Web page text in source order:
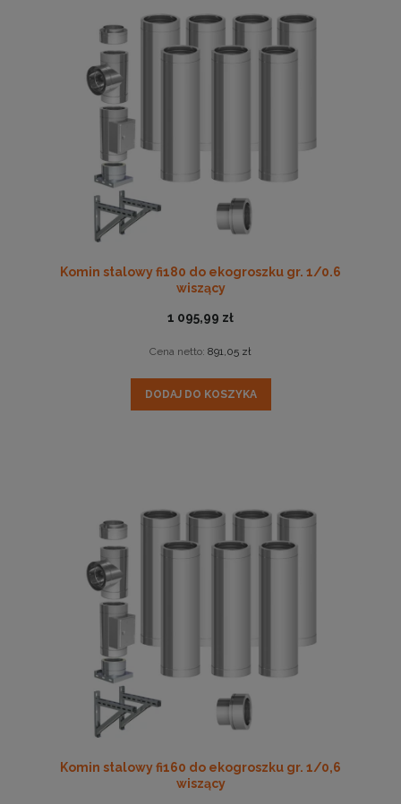
Komin stalowy fi180 do ekogroszku gr. 1/0.6
wiszący
1 095,99 zł
Cena netto: 891,05 zł
DODAJ DO KOSZYKA
Komin stalowy fi160 do ekogroszku gr. 1/0,6
wiszący